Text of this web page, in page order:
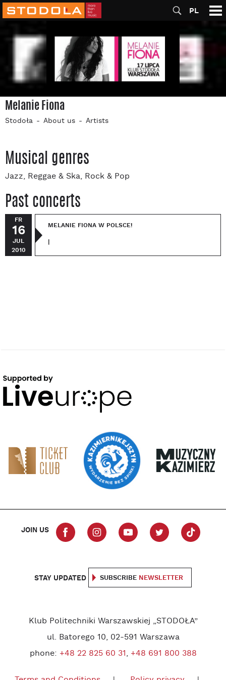
PL
Melanie Fiona
Stodoła About us Artists
Musical genres
Jazz, Reggae & Ska, Rock & Pop
Past concerts
FR
16
JUL
2010
MELANIE FIONA W POLSCE!
JOIN US
STAY UPDATED SUBSCRIBE NEWSLETTER
Klub Politechniki Warszawskiej „STODOŁA”
ul. Batorego 10, 02-591 Warszawa
phone: +48 22 825 60 31, +48 691 800 388